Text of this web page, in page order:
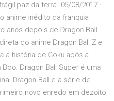
paz da terra. 05/08/2017 ·
anime inédito da franquia
anos depois de Dragon Ball
do anime Dragon Ball Z e
a história de Goku após a
Dragon Ball Super é uma
Dragon Ball e a série de
novo enredo em dezoito